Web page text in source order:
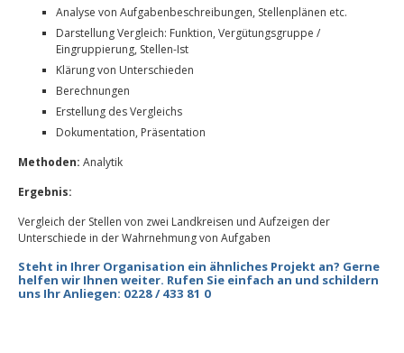
Analyse von Aufgabenbeschreibungen, Stellenplänen etc.
Darstellung Vergleich: Funktion, Vergütungsgruppe /
Eingruppierung, Stellen-Ist
Klärung von Unterschieden
Berechnungen
Erstellung des Vergleichs
Dokumentation, Präsentation
Methoden: Analytik
Ergebnis:
Vergleich der Stellen von zwei Landkreisen und Aufzeigen der
Unterschiede in der Wahrnehmung von Aufgaben
Steht in Ihrer Organisation ein ähnliches Projekt an? Gerne
helfen wir Ihnen weiter. Rufen Sie einfach an und schildern
uns Ihr Anliegen: 0228 / 433 81 0